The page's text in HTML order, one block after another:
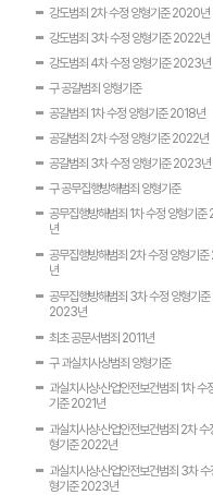
강도범죄 2차 수정 양형기준 2020년
강도범죄 3차 수정 양형기준 2022년
강도범죄 4차 수정 양형기준 2023년
구 공갈범죄 양형기준
공갈범죄 1차 수정 양형기준 2018년
공갈범죄 2차 수정 양형기준 2022년
공갈범죄 3차 수정 양형기준 2023년
구 공무집행방해범죄 양형기준
공무집행방해범죄 1차 수정 양형기준
년
공무집행방해범죄 2차 수정 양형기
년
공무집행방해범죄 3차 수정 양형기준
2023년
최초 공문서범죄 2011년
구 과실치사상범죄 양형기준
과실치사상·산업안전보건범죄 1차 수
기준 2021년
과실치사상·산업안전보건범죄 2차 수
형기준 2022년
과실치사상·산업안전보건범죄 3차 수
형기준 2023년